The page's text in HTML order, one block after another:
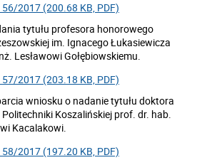
56/2017 (200.68 KB, PDF)
tytułu profesora honorowego
im. Ignacego Łukasiewicza
Lesławowi Gołębiowskiemu.
57/2017 (203.18 KB, PDF)
wniosku o nadanie tytułu doktora
Koszalińskiej prof. dr. hab.
Kacalakowi.
58/2017 (197.20 KB, PDF)